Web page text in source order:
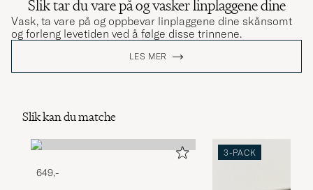
Slik tar du vare på og vasker linplaggene dine
Vask, ta vare på og oppbevar linplaggene dine skånsomt
og forleng levetiden ved å følge disse trinnene.
LES MER
Slik kan du matche
649,-
3-PACK